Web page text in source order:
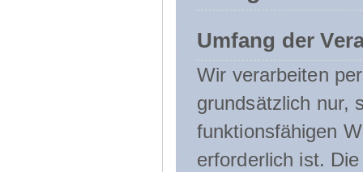
Umfang der
Wir verarbeiten
grundsätzlich nur,
funktionsfähigen
erforderlich ist.